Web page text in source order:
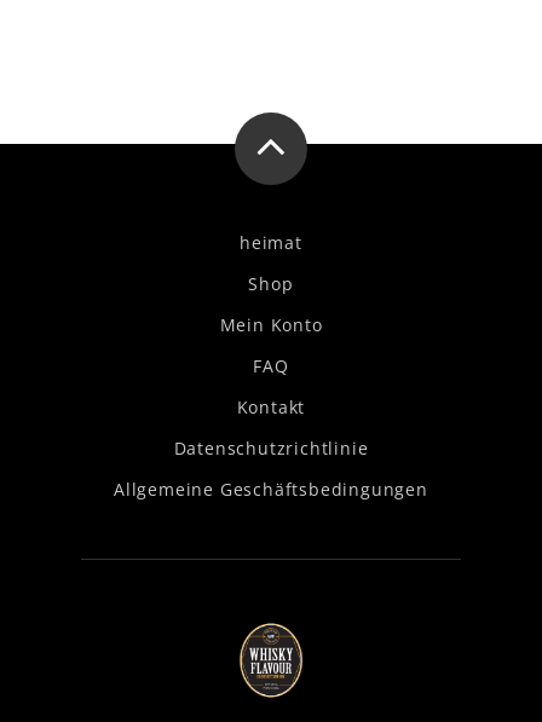
heimat
Shop
Mein Konto
FAQ
Kontakt
Datenschutzrichtlinie
Allgemeine Geschäftsbedingungen